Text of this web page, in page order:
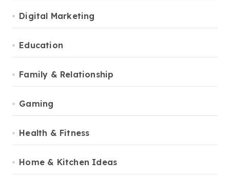
Digital Marketing
Education
Family & Relationship
Gaming
Health & Fitness
Home & Kitchen Ideas